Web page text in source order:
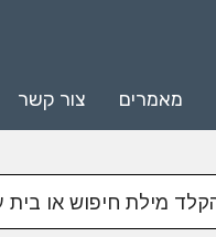
מאמרים צור קשר